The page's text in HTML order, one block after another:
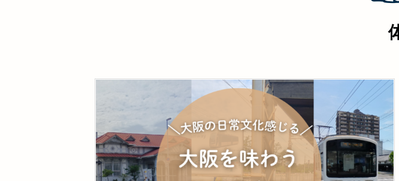
デェ ジャパン公
大阪・関西万博キャン
デェ ジャパン公
大阪・関西万博キャン